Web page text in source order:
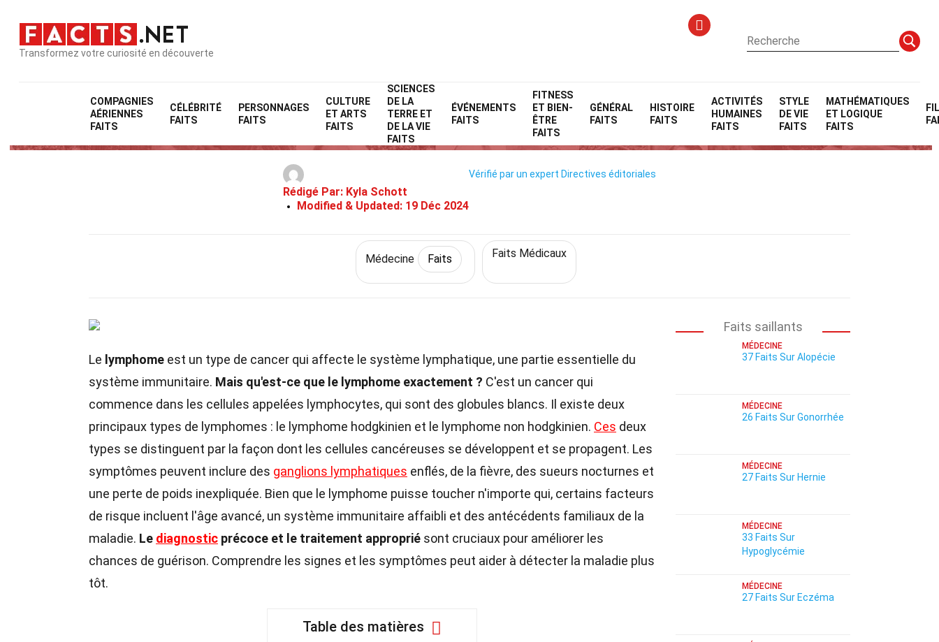
Transformez votre curiosité en découverte
COMPAGNIES
AÉRIENNES
FAITS
CÉLÉBRITÉ
FAITS
PERSONNAGES
FAITS
CULTURE
ET ARTS
FAITS
SCIENCES
DE LA
TERRE ET
DE LA VIE
FAITS
ÉVÉNEMENTS
FAITS
FITNESS
ET BIEN-
ÊTRE
FAITS
GÉNÉRAL
FAITS
HISTOIRE
FAITS
ACTIVITÉS
HUMAINES
FAITS
STYLE
DE VIE
FAITS
MATHÉMATIQUES
ET LOGIQUE
FAITS
Home Fitness et bien-être MédecineFaits
34 Faits Sur Lymphome
Rédigé Par: Kyla Schott
Modified & Updated: 19 Déc 2024
Vérifié par un expert Directives éditoriales
Médecine Faits Faits Médicaux
Le lymphome est un type de cancer qui affecte le système lymphatique, une partie essentielle du
système immunitaire. Mais qu'est-ce que le lymphome exactement ? C'est un cancer qui
commence dans les cellules appelées lymphocytes, qui sont des globules blancs. Il existe deux
principaux types de lymphomes : le lymphome hodgkinien et le lymphome non hodgkinien. Ces deux
types se distinguent par la façon dont les cellules cancéreuses se développent et se propagent. Les
symptômes peuvent inclure des ganglions lymphatiques enflés, de la fièvre, des sueurs nocturnes et
une perte de poids inexpliquée. Bien que le lymphome puisse toucher n'importe qui, certains facteurs
de risque incluent l'âge avancé, un système immunitaire affaibli et des antécédents familiaux de la
maladie. Le diagnostic précoce et le traitement approprié sont cruciaux pour améliorer les
chances de guérison. Comprendre les signes et les symptômes peut aider à détecter la maladie plus
tôt.
Table des matières
Faits saillants
MÉDECINE
37 Faits Sur Alopécie
MÉDECINE
26 Faits Sur Gonorrhée
MÉDECINE
27 Faits Sur Hernie
MÉDECINE
33 Faits Sur
Hypoglycémie
MÉDECINE
27 Faits Sur Eczéma